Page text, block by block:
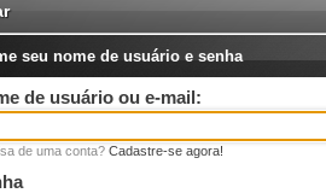
seu nome de usuário e senha
de usuário ou e-mail:
de uma conta? Cadastre-se agora!